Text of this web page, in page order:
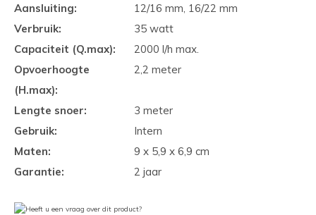
Aansluiting:
12/16 mm, 16/22 mm
Verbruik:
35 watt
Capaciteit (Q.max):
2000 l/h max.
Opvoerhoogte
(H.max):
2,2 meter
Lengte snoer:
3 meter
Gebruik:
Intern
Maten:
9 x 5,9 x 6,9 cm
Garantie:
2 jaar